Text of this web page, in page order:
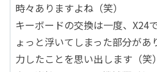
時々ありますよね（笑）
キーボードの交換は一度、X24
ょっと浮いてしまった部分があ
力したことを思い出します（笑）